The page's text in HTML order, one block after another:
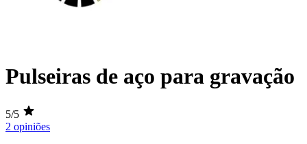
Pulseiras de aço para gravação
5/5
2 opiniões